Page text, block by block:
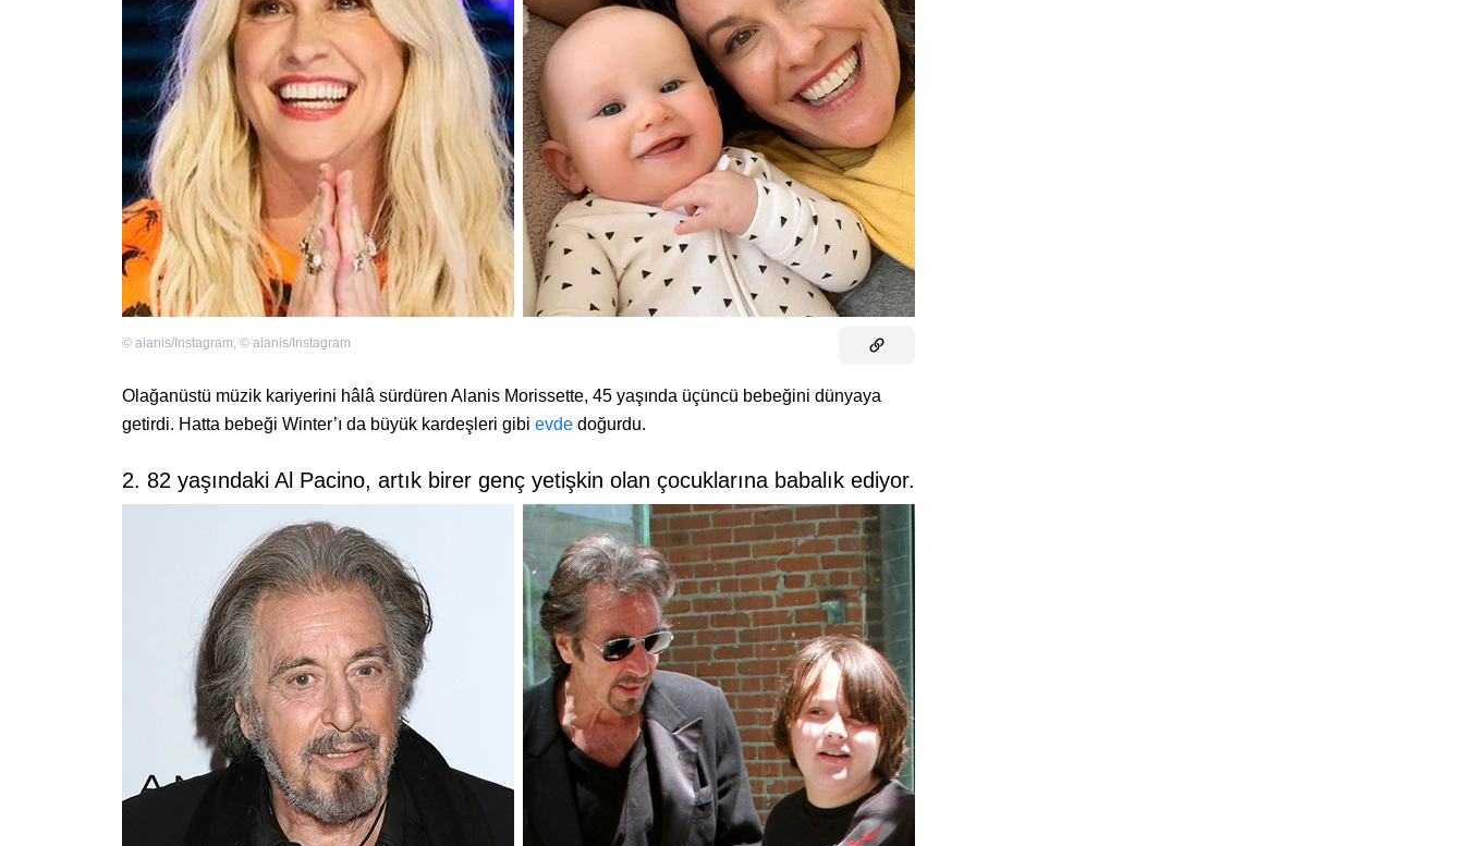
© alanis/Instagram, © alanis/Instagram
Olağanüstü müzik kariyerini hâlâ sürdüren Alanis Morissette, 45 yaşında üçüncü bebeğini dünyaya
getirdi. Hatta bebeği Winter’ı da büyük kardeşleri gibi evde doğurdu.
2. 82 yaşındaki Al Pacino, artık birer genç yetişkin olan çocuklarına babalık ediyor.